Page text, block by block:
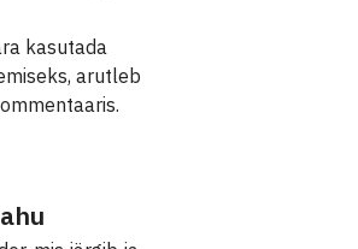
kasutada
arutleb